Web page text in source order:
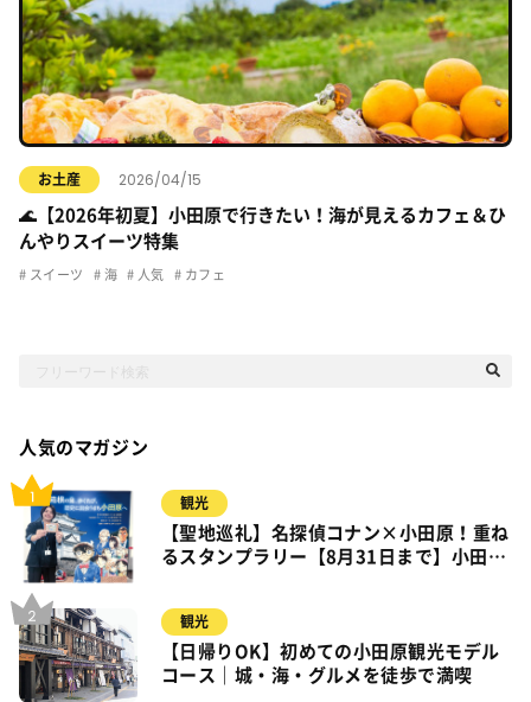
お土産 2026/04/15
🌊【2026年初夏】小田原で行きたい！海が見えるカフェ＆ひ
んやりスイーツ特集
スイーツ 海 人気 カフェ
人気のマガジン
観光
【聖地巡礼】名探偵コナン×小田原！重ね
るスタンプラリー【8月31日まで】小田
観光
【日帰りOK】初めての小田原観光モデル
コース｜城・海・グルメを徒歩で満喫